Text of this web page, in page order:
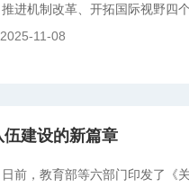
进机制改革、开拓国际视野四
培养造就新时代高水平教师队伍
2025-11-08
建设的新篇章
日前，教育部等六部门印发了《